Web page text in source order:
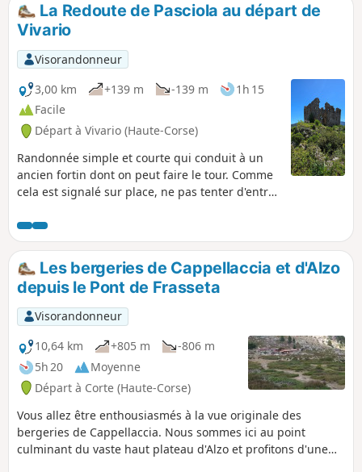
culminant à 792m, la vue sur la gorge et
les vallées est exceptionnelle.
La Redoute de Pasciola au départ de
Vivario
Visorandonneur
3,00 km
+139 m -139 m
1h 15
Facile
Départ à Vivario (Haute-Corse)
Randonnée simple et courte qui conduit à un
ancien fortin dont on peut faire le tour. Comme
cela est signalé sur place, ne pas tenter d'entrer
Les bergeries de Cappellaccia et d'Alzo
depuis le Pont de Frasseta
Visorandonneur
10,64 km
+805 m
-806 m
5h 20
Moyenne
Départ à Corte (Haute-Corse)
Vous allez être enthousiasmés à la vue originale des
bergeries de Cappellaccia. Nous sommes ici au point
culminant du vaste haut plateau d'Alzo et profitons d'une